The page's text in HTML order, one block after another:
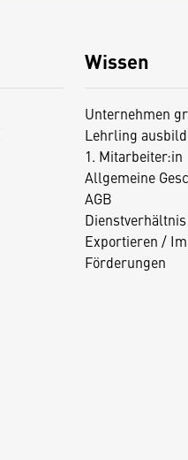
Wissen
Unternehmen
Lehrling
1. Mitarbeiter:in
Allgemeine
AGB
Exportieren /
Förderungen